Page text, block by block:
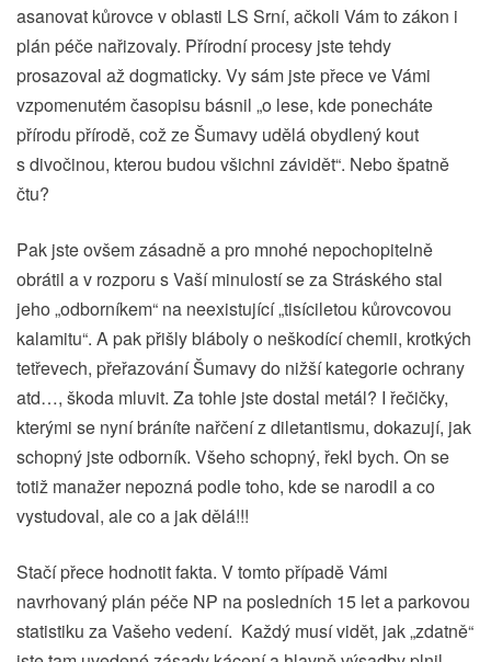
asanovat kůrovce v oblasti LS Srní, ačkoli Vám to zákon i
plán péče nařizovaly. Přírodní procesy jste tehdy
prosazoval až dogmaticky. Vy sám jste přece ve Vámi
vzpomenutém časopisu básnil „o lese, kde ponecháte
přírodu přírodě, což ze Šumavy udělá obydlený kout
s divočinou, kterou budou všichni závidět“. Nebo špatně
čtu?
Pak jste ovšem zásadně a pro mnohé nepochopitelně
obrátil a v rozporu s Vaší minulostí se za Stráského stal
jeho „odborníkem“ na neexistující „tisíciletou kůrovcovou
kalamitu“. A pak přišly bláboly o neškodící chemii, krotkých
tetřevech, přeřazování Šumavy do nižší kategorie ochrany
atd…, škoda mluvit. Za tohle jste dostal metál? I řečičky,
kterými se nyní bráníte nařčení z diletantismu, dokazují, jak
schopný jste odborník. Všeho schopný, řekl bych. On se
totiž manažer nepozná podle toho, kde se narodil a co
vystudoval, ale co a jak dělá!!!
Stačí přece hodnotit fakta. V tomto případě Vámi
navrhovaný plán péče NP na posledních 15 let a parkovou
statistiku za Vašeho vedení. Každý musí vidět, jak „zdatně“